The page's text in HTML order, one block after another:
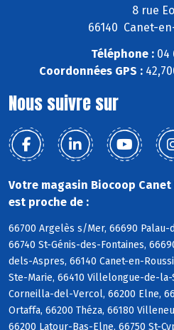
8 rue
66140 Canet-
Téléphone :04
Coordonnées GPS :
Nous suivre sur
Votre magasin Biocoop
est proche de :
66700 Argelès s/Mer, 66690 Palau-
66740 St-Génis-des-Fontaines,
dels-Aspres, 66140 Canet-en-
Ste-Marie, 66410 Villelongue-de-la-
Corneilla-del-Vercol, 66200 Elne,
Ortaffa, 66200 Théza, 66180
66200 Latour-Bas-Elne, 66750 St-